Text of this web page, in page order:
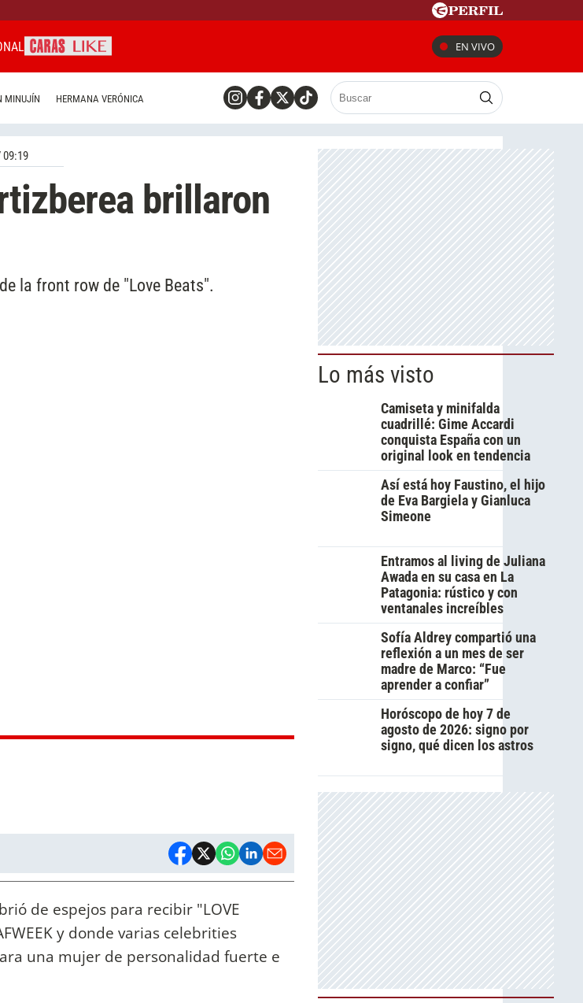
EN VIVO
MINUJÍN HERMANA VERÓNICA
09:19
brillaron
la front row de "Love Beats".
de espejos para recibir "LOVE
y donde varias celebrities
una mujer de personalidad fuerte e
Lo más visto
Camiseta y minifalda
cuadrillé: Gime Accardi
conquista España con un
original look en tendencia
Así está hoy Faustino, el hijo
de Eva Bargiela y Gianluca
Simeone
Entramos al living de Juliana
Awada en su casa en La
Patagonia: rústico y con
ventanales increíbles
Sofía Aldrey compartió una
reflexión a un mes de ser
madre de Marco: “Fue
aprender a confiar”
Horóscopo de hoy 7 de
agosto de 2026: signo por
signo, qué dicen los astros